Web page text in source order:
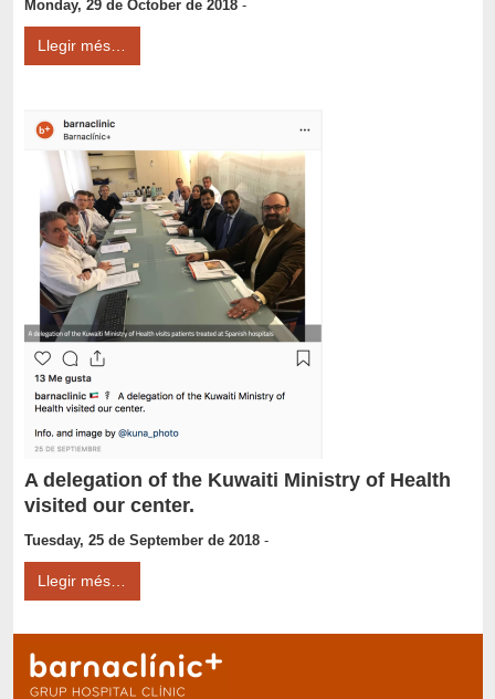
Monday, 29 de October de 2018-
Llegir més…
A delegation of the Kuwaiti Ministry of Health
visited our center.
Tuesday, 25 de September de 2018-
Llegir més…